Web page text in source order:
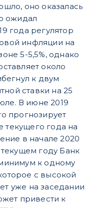
оно оказалась
ожидал
года регулятор
инфляции на
5-5,5%, однако
около
к двум
ставки на 25
В июне 2019
прогнозирует
года на
в начале 2020
году Банк
к одному
с высокой
уже на заседании
привести к